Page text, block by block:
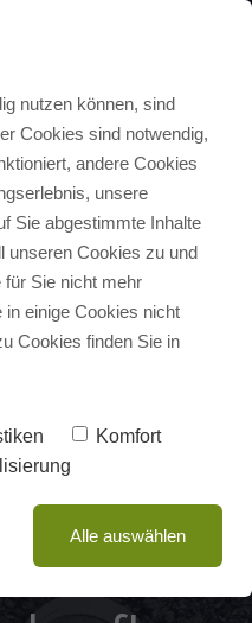
BRINGT
dich voran
zu dir zurück.
nutzen können, sind
Cookies sind notwendig,
andere Cookies
unsere
Sie abgestimmte Inhalte
unseren Cookies zu und
für Sie nicht mehr
in einige Cookies nicht
Cookies finden Sie in
Komfort
Alle auswählen